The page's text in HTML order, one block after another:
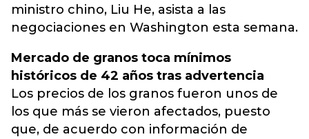
ministro chino, Liu He, asista a las
negociaciones en Washington esta semana.
Mercado de granos toca mínimos
históricos de 42 años tras advertencia
Los precios de los granos fueron unos de
los que más se vieron afectados, puesto
que, de acuerdo con información de